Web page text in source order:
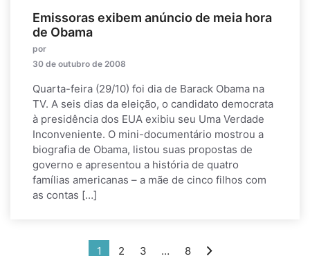
Emissoras exibem anúncio de meia hora
de Obama
por
30 de outubro de 2008
Quarta-feira (29/10) foi dia de Barack Obama na
TV. A seis dias da eleição, o candidato democrata
à presidência dos EUA exibiu seu Uma Verdade
Inconveniente. O mini-documentário mostrou a
biografia de Obama, listou suas propostas de
governo e apresentou a história de quatro
famílias americanas – a mãe de cinco filhos com
as contas […]
1 2 3 … 8